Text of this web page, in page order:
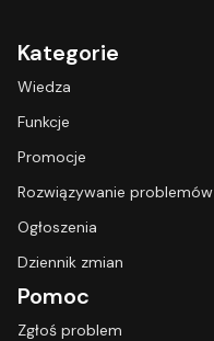
Kategorie
Wiedza
Funkcje
Promocje
Rozwiązywanie problemów
Ogłoszenia
Dziennik zmian
Pomoc
Zgłoś problem